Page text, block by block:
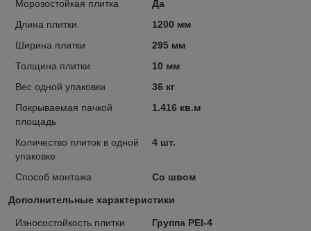
Морозостойкая плитка
Да
Длина плитки
1200 мм
Ширина плитки
295 мм
Толщина плитки
10 мм
Вес одной упаковки
36 кг
Покрываемая пачкой
площадь
1.416 кв.м
Количество плиток в одной
упаковке
4 шт.
Способ монтажа Со швом
Дополнительные характеристики
Износостойкость плитки
Группа PEI-4